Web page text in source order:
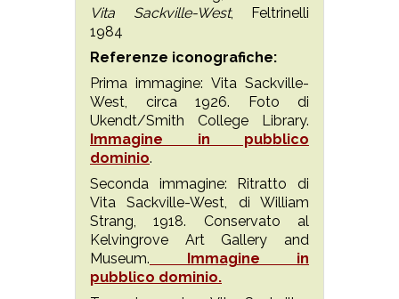
Vita Sackville-West, Feltrinelli
1984
Referenze iconografiche:
Prima immagine: Vita Sackville-
West, circa 1926. Foto di
Ukendt/Smith College Library.
Immagine in pubblico
dominio.
Seconda immagine: Ritratto di
Vita Sackville-West, di William
Strang, 1918. Conservato al
Kelvingrove Art Gallery and
Museum. Immagine in
pubblico dominio.